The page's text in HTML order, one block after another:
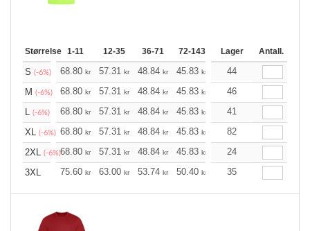
Størrelse 1-11 12-35 36-71 72-143 144-287 288 +
Lager Antall.
S (-6%) 68.80 kr 57.31 kr 48.84 kr 45.83 kr 43.60
44
M (-6%) 68.80 kr 57.31 kr 48.84 kr 45.83 kr 43.60
46
L (-6%) 68.80 kr 57.31 kr 48.84 kr 45.83 kr 43.60
41
XL (-6%) 68.80 kr 57.31 kr 48.84 kr 45.83 kr 43.60
82
2XL (-6%)68.80 kr 57.31 kr 48.84 kr 45.83 kr 43.60
24
3XL
75.60 kr 63.00 kr 53.74 kr 50.40 kr 47.83
35